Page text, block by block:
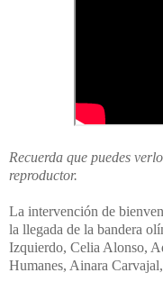
Recuerda que puedes
reproductor.
La intervención de
la llegada de la bandera
Izquierdo, Celia Alonso,
Humanes, Ainara